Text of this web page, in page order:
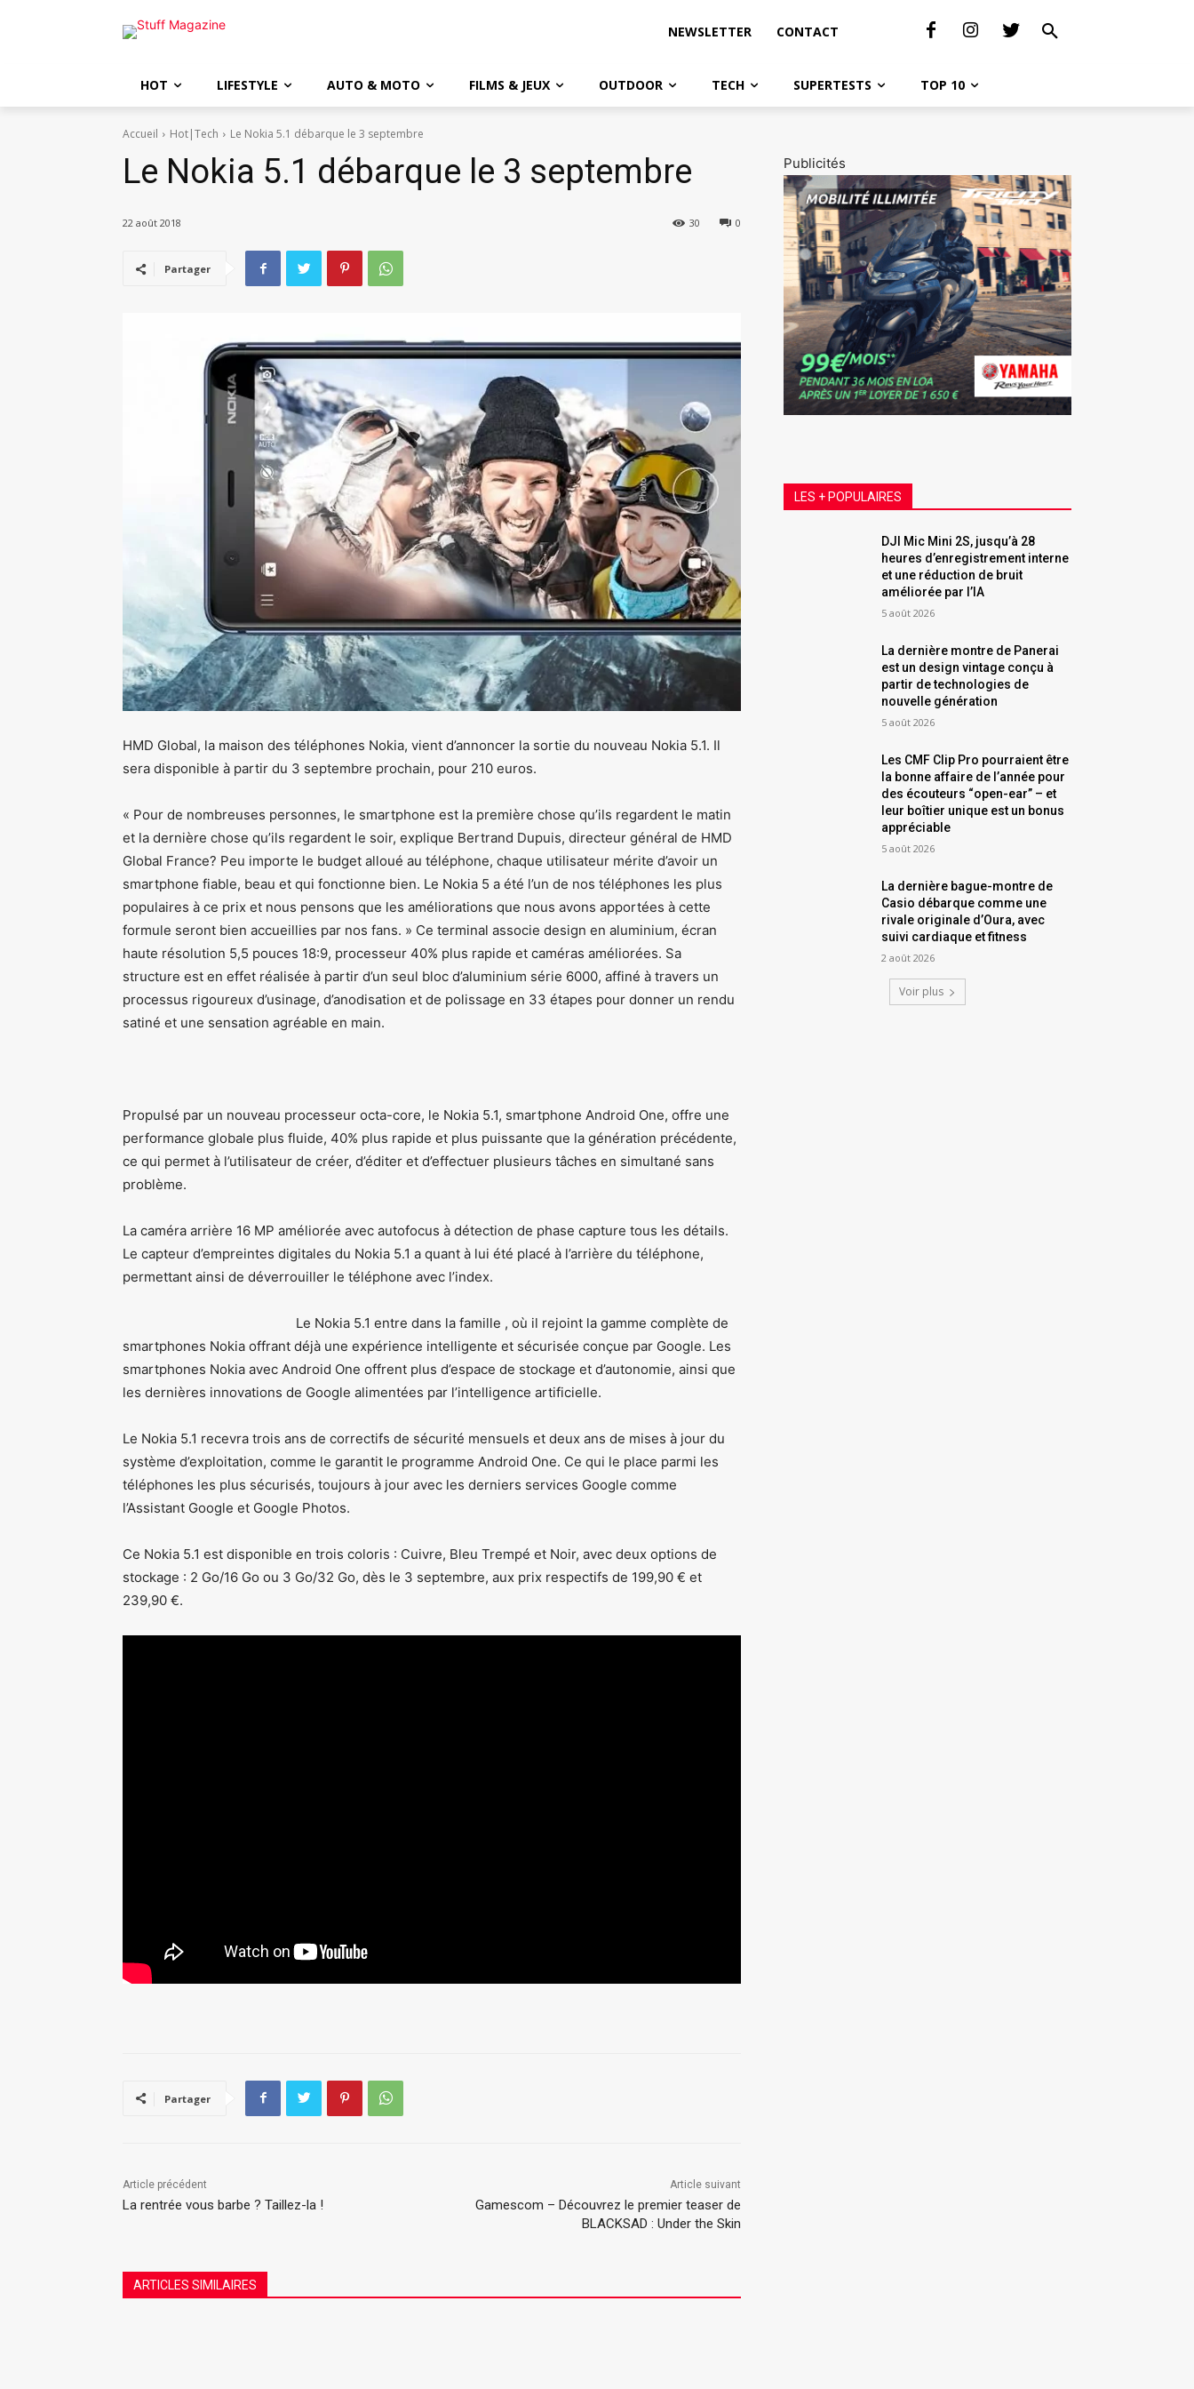
NEWSLETTER CONTACT
HOT LIFESTYLE AUTO & MOTO FILMS & JEUX OUTDOOR TECH SUPERTESTS TOP 10
Accueil Hot|Tech Le Nokia 5.1 débarque le 3 septembre
Le Nokia 5.1 débarque le 3 septembre
22 août 2018 0
30
Partager
HMD Global, la maison des téléphones Nokia, vient d’annoncer la sortie du nouveau Nokia 5.1. Il
sera disponible à partir du 3 septembre prochain, pour 210 euros.
« Pour de nombreuses personnes, le smartphone est la première chose qu’ils regardent le matin
et la dernière chose qu’ils regardent le soir, explique Bertrand Dupuis, directeur général de HMD
Global France? Peu importe le budget alloué au téléphone, chaque utilisateur mérite d’avoir un
smartphone fiable, beau et qui fonctionne bien. Le Nokia 5 a été l’un de nos téléphones les plus
populaires à ce prix et nous pensons que les améliorations que nous avons apportées à cette
formule seront bien accueillies par nos fans. » Ce terminal associe design en aluminium, écran
haute résolution 5,5 pouces 18:9, processeur 40% plus rapide et caméras améliorées. Sa
structure est en effet réalisée à partir d’un seul bloc d’aluminium série 6000, affiné à travers un
processus rigoureux d’usinage, d’anodisation et de polissage en 33 étapes pour donner un rendu
satiné et une sensation agréable en main.
Propulsé par un nouveau processeur octa-core, le Nokia 5.1, smartphone Android One, offre une
performance globale plus fluide, 40% plus rapide et plus puissante que la génération précédente,
ce qui permet à l’utilisateur de créer, d’éditer et d’effectuer plusieurs tâches en simultané sans
problème.
La caméra arrière 16 MP améliorée avec autofocus à détection de phase capture tous les détails.
Le capteur d’empreintes digitales du Nokia 5.1 a quant à lui été placé à l’arrière du téléphone,
permettant ainsi de déverrouiller le téléphone avec l’index.
Le Nokia 5.1 entre dans la famille , où il rejoint la gamme complète de
smartphones Nokia offrant déjà une expérience intelligente et sécurisée conçue par Google. Les
smartphones Nokia avec Android One offrent plus d’espace de stockage et d’autonomie, ainsi que
les dernières innovations de Google alimentées par l’intelligence artificielle.
Le Nokia 5.1 recevra trois ans de correctifs de sécurité mensuels et deux ans de mises à jour du
système d’exploitation, comme le garantit le programme Android One. Ce qui le place parmi les
téléphones les plus sécurisés, toujours à jour avec les derniers services Google comme
l’Assistant Google et Google Photos.
Ce Nokia 5.1 est disponible en trois coloris : Cuivre, Bleu Trempé et Noir, avec deux options de
stockage : 2 Go/16 Go ou 3 Go/32 Go, dès le 3 septembre, aux prix respectifs de 199,90 € et
239,90 €.
Partager
Article précédent
La rentrée vous barbe ? Taillez-la !
Article suivant
Gamescom – Découvrez le premier teaser de
BLACKSAD : Under the Skin
ARTICLES SIMILAIRES
Publicités
LES + POPULAIRES
DJI Mic Mini 2S, jusqu’à 28
heures d’enregistrement interne
et une réduction de bruit
améliorée par l’IA
5 août 2026
La dernière montre de Panerai
est un design vintage conçu à
partir de technologies de
nouvelle génération
5 août 2026
Les CMF Clip Pro pourraient être
la bonne affaire de l’année pour
des écouteurs “open-ear” – et
leur boîtier unique est un bonus
appréciable
5 août 2026
La dernière bague-montre de
Casio débarque comme une
rivale originale d’Oura, avec
suivi cardiaque et fitness
2 août 2026
Voir plus